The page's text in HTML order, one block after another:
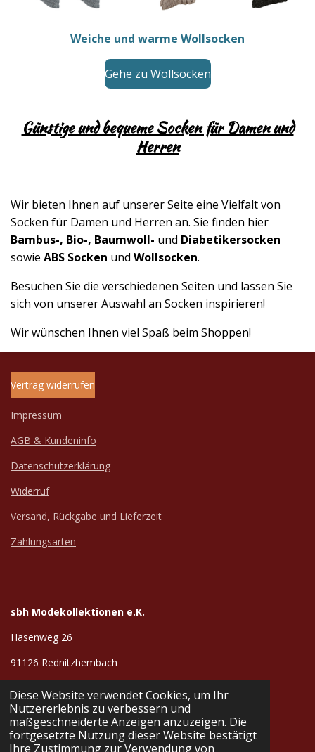
Diese Website verwendet Cookies, um Ihr
Nutzererlebnis zu verbessern und
maßgeschneiderte Anzeigen anzuzeigen. Die
fortgesetzte Nutzung dieser Website bestätigt
Ihre Zustimmung zur Verwendung von
Weiche und warme Wollsocken
Gehe zu Wollsocken
Günstige und bequeme Socken für Damen und
Herren
Wir bieten Ihnen auf unserer Seite eine Vielfalt von
Socken für Damen und Herren an. Sie finden hier
Bambus-, Bio-, Baumwoll- und Diabetikersocken
sowie ABS Socken und Wollsocken.
Besuchen Sie die verschiedenen Seiten und lassen Sie
sich von unserer Auswahl an Socken inspirieren!
Wir wünschen Ihnen viel Spaß beim Shoppen!
Vertrag widerrufen
Impressum
AGB & Kundeninfo
Datenschutzerklärung
Widerruf
Versand, Rückgabe und Lieferzeit
Zahlungsarten
sbh Modekollektionen e.K.
Hasenweg 26
91126 Rednitzhembach
+491749302928
info@sbh-werbetextilien.de
© 2024 - 2026 sbh Modekollektionen
Mit Unterstützung vonWebador